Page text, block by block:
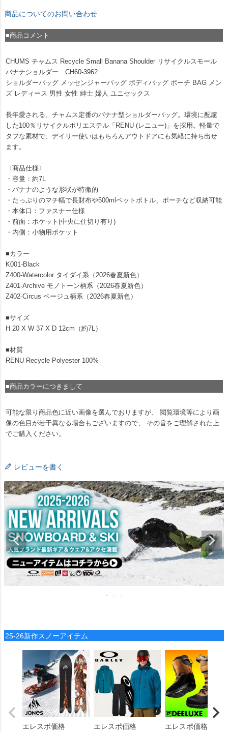
商品についてのお問い合わせ
■商品コメント
CHUMS チャムス Recycle Small Banana Shoulder リサイクルスモール
バナナショルダー CH60-3962
ショルダーバッグ メッセンジャーバッグ ボディバッグ ポーチ BAG メン
ズ レディース 男性 女性 紳士 婦人 ユニセックス
長年愛される、チャムス定番のバナナ型ショルダーバッグ。環境に配慮
した100％リサイクルポリエステル「RENU (レニュー)」を採用。軽量で
タフな素材で、デイリー使いはもちろんアウトドアにも気軽に持ち出せ
ます。
〈商品仕様〉
・容量：約7L
・バナナのような形状が特徴的
・たっぷりのマチ幅で長財布や500mlペットボトル、ポーチなど収納可能
・本体口：ファスナー仕様
・前面：ポケット(中央に仕切り有り)
・内側：小物用ポケット
■カラー
K001-Black
Z400-Watercolor タイダイ系（2026春夏新色）
Z401-Archive モノトーン柄系（2026春夏新色）
Z402-Circus ベージュ柄系（2026春夏新色）
■サイズ
H 20 X W 37 X D 12cm（約7L）
■材質
RENU Recycle Polyester 100%
■商品カラーにつきまして
可能な限り商品色に近い画像を選んでおりますが、 閲覧環境等により画
像の色目が若干異なる場合もございますので、 その旨をご理解された上
でご購入ください。
レビューを書く
25-26新作スノーアイテム
エレスポ価格 エレスポ価格 エレスポ価格